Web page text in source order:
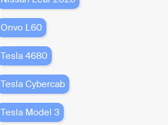
Onvo L60
Tesla 4680
Tesla Cybercab
Tesla Model 3